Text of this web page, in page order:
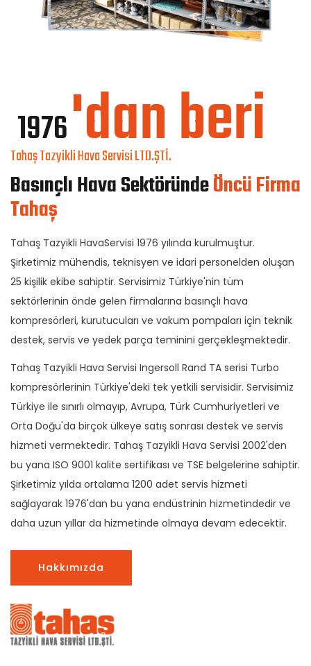
1976'dan beri
Tahaş Tazyikli Hava Servisi LTD.ŞTİ.
Basınçlı Hava SektöründeÖncü Firma
Tahaş
Tahaş Tazyikli HavaServisi 1976 yılında kurulmuştur.
Şirketimiz mühendis, teknisyen ve idari personelden oluşan
25 kişilik ekibe sahiptir. Servisimiz Türkiye'nin tüm
sektörlerinin önde gelen firmalarına basınçlı hava
kompresörleri, kurutucuları ve vakum pompaları için teknik
destek, servis ve yedek parça teminini gerçekleşmektedir.
Tahaş Tazyikli Hava Servisi Ingersoll Rand TA serisi Turbo
kompresörlerinin Türkiye'deki tek yetkili servisidir. Servisimiz
Türkiye ile sınırlı olmayıp, Avrupa, Türk Cumhuriyetleri ve
Orta Doğu'da birçok ülkeye satış sonrası destek ve servis
hizmeti vermektedir. Tahaş Tazyikli Hava Servisi 2002'den
bu yana ISO 9001 kalite sertifikası ve TSE belgelerine sahiptir.
Şirketimiz yılda ortalama 1200 adet servis hizmeti
sağlayarak 1976'dan bu yana endüstrinin hizmetindedir ve
daha uzun yıllar da hizmetinde olmaya devam edecektir.
Hakkımızda